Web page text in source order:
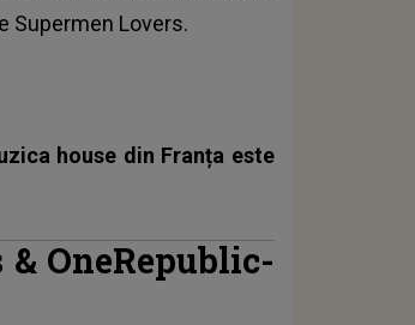
Supermen Lovers.
house din Franța este
& ‪OneRepublic‬-